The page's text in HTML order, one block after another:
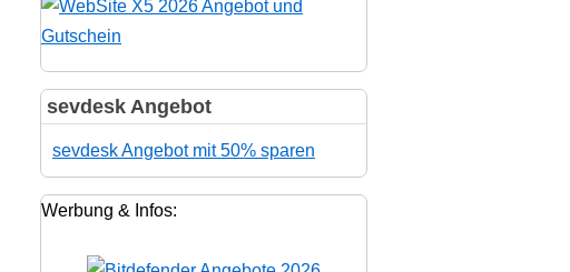
sevdesk Angebot
sevdesk Angebot mit 50% sparen
Werbung & Infos: